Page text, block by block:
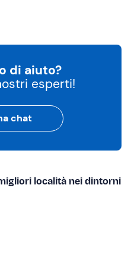
di aiuto?
esperti!
chat
località nei dintorni